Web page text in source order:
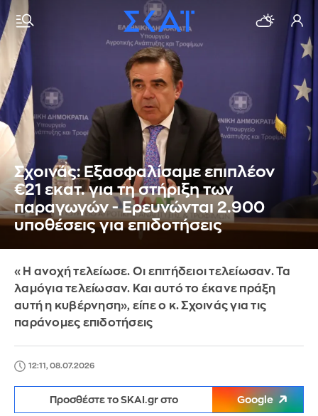
Σχοινάς: Εξασφαλίσαμε επιπλέον
€21 εκατ. για τη στήριξη των
παραγωγών - Ερευνώνται 2.900
υποθέσεις για επιδοτήσεις
«Η ανοχή τελείωσε. Οι επιτήδειοι τελείωσαν. Τα
λαμόγια τελείωσαν. Και αυτό το έκανε πράξη
αυτή η κυβέρνηση», είπε ο κ. Σχοινάς για τις
παράνομες επιδοτήσεις
12:11, 08.07.2026
Προσθέστε το SKAI.gr στο Google